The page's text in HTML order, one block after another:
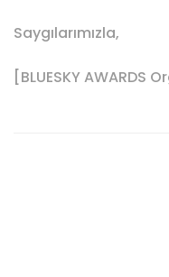
Saygılarımızla,
[BLUESKY AWARDS